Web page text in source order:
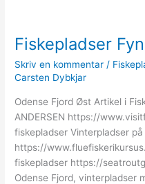
Fiskepladser Fyn
Skriv en kommentar /
Carsten Dybkjar
Odense Fjord Øst Artikel i
ANDERSEN https://
fiskepladser Vinterpladser på
https://
fiskepladser https://
Odense Fjord, vinterpladser